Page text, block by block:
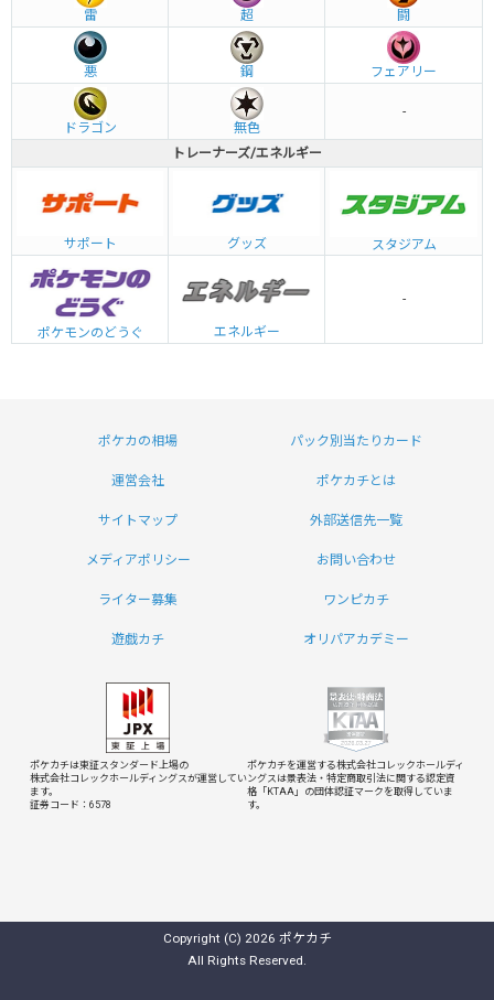
雷 超 闘
悪 鋼 フェアリー
ドラゴン 無色
-
トレーナーズ/エネルギー
サポート グッズ スタジアム
ポケモンのどうぐ エネルギー
-
ポケカの相場 パック別当たりカード
運営会社 ポケカチとは
サイトマップ 外部送信先一覧
メディアポリシー お問い合わせ
ライター募集 ワンピカチ
遊戯カチ オリパアカデミー
ポケカチは東証スタンダード上場の
株式会社コレックホールディングスが運営してい
ます。
証券コード：6578
ポケカチを運営する株式会社コレックホールディ
ングスは景表法・特定商取引法に関する認定資
格「KTAA」の団体認証マークを取得していま
す。
Copyright (C) 2026 ポケカチ
All Rights Reserved.